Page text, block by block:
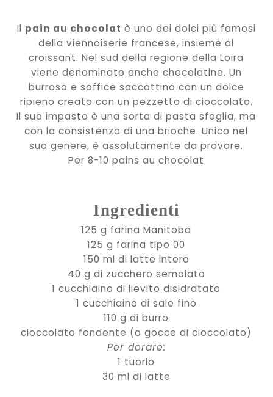
Il pain au chocolat è uno dei dolci più famosi
della viennoiserie francese, insieme al
croissant. Nel sud della regione della Loira
viene denominato anche chocolatine. Un
burroso e soffice saccottino con un dolce
ripieno creato con un pezzetto di cioccolato.
Il suo impasto è una sorta di pasta sfoglia, ma
con la consistenza di una brioche. Unico nel
suo genere, è assolutamente da provare.
Per 8-10 pains au chocolat
Ingredienti
125 g farina Manitoba
125 g farina tipo 00
150 ml di latte intero
40 g di zucchero semolato
1 cucchiaino di lievito disidratato
1 cucchiaino di sale fino
110 g di burro
cioccolato fondente (o gocce di cioccolato)
Per dorare:
1 tuorlo
30 ml di latte